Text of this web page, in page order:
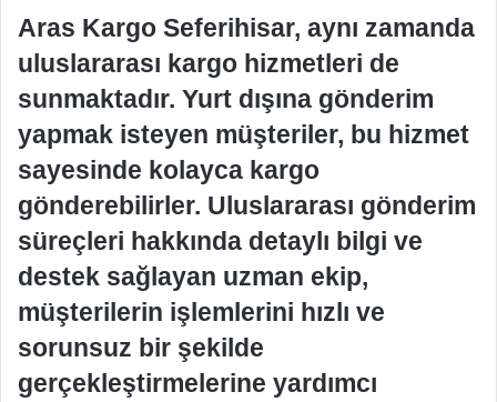
Aras Kargo Seferihisar, aynı zamanda
uluslararası kargo hizmetleri de
sunmaktadır. Yurt dışına gönderim
yapmak isteyen müşteriler, bu hizmet
sayesinde kolayca kargo
gönderebilirler. Uluslararası gönderim
süreçleri hakkında detaylı bilgi ve
destek sağlayan uzman ekip,
müşterilerin işlemlerini hızlı ve
sorunsuz bir şekilde
gerçekleştirmelerine yardımcı